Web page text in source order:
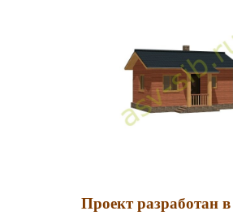
Проект разработан